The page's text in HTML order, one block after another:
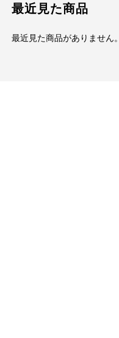
最近見た商品
最近見た商品がありません。